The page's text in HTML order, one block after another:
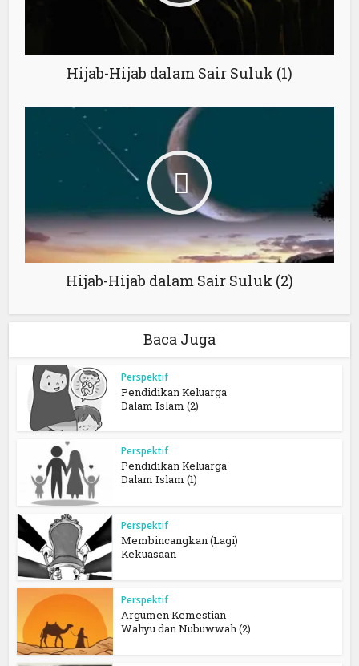
Hijab-Hijab dalam Sair Suluk (1)
Hijab-Hijab dalam Sair Suluk (2)
Baca Juga
Perspektif
Pendidikan Keluarga
Dalam Islam (2)
Perspektif
Pendidikan Keluarga
Dalam Islam (1)
Perspektif
Membincangkan (Lagi)
Kekuasaan
Perspektif
Argumen Kemestian
Wahyu dan Nubuwwah (2)